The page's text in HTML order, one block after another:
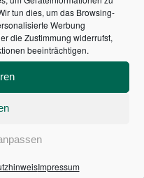
tun dies, um das Browsing-
Werbung
die Zustimmung widerrufst,
beeinträchtigen.
Impressum
10210-0001 | ISBN: